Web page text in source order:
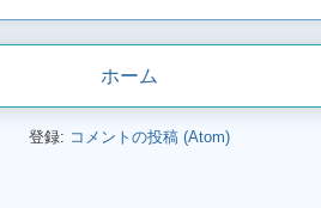
ホーム
登録: コメントの投稿 (Atom)